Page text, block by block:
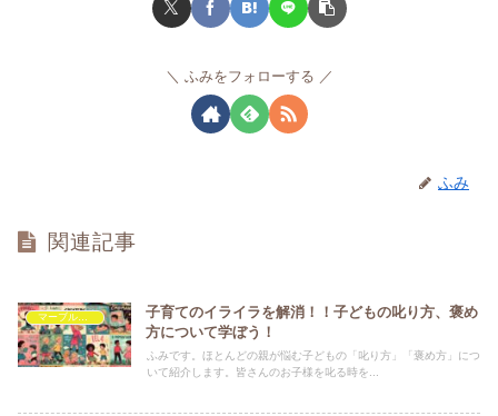
ふみをフォローする
ふみ
関連記事
マーブルを救いたい
子育てのイライラを解消！！子どもの叱り方、褒め
方について学ぼう！
ふみです。ほとんどの親が悩む子どもの「叱り方」「褒め方」につ
いて紹介します。皆さんのお子様を叱る時を...